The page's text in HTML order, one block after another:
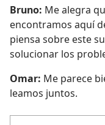
Bruno: Me alegra
encontramos aquí
piensa sobre este
solucionar los
Omar: Me parece
leamos juntos.